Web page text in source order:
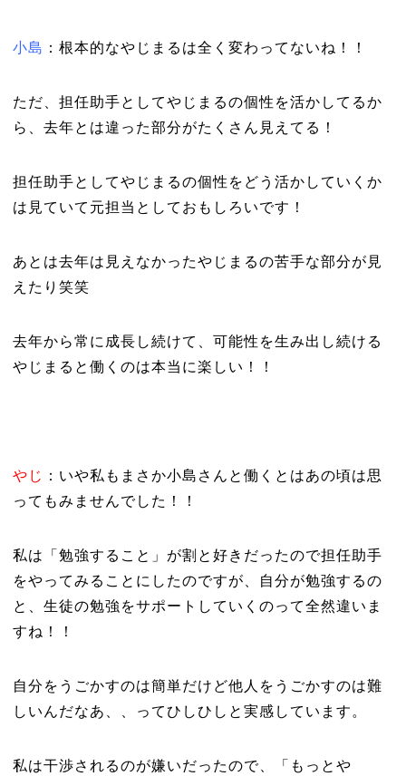
小島 ：根本的なやじまるは全く変わってないね！！
ただ、担任助手としてやじまるの個性を活かしてるか
ら、去年とは違った部分がたくさん見えてる！
担任助手としてやじまるの個性をどう活かしていくか
は見ていて元担当としておもしろいです！
あとは去年は見えなかったやじまるの苦手な部分が見
えたり笑笑
去年から常に成長し続けて、可能性を生み出し続ける
やじまると働くのは本当に楽しい！！
やじ ：いや私もまさか小島さんと働くとはあの頃は思
ってもみませんでした！！
私は「勉強すること」が割と好きだったので担任助手
をやってみることにしたのですが、自分が勉強するの
と、生徒の勉強をサポートしていくのって全然違いま
すね！！
自分をうごかすのは簡単だけど他人をうごかすのは難
しいんだなあ、、ってひしひしと実感しています。
私は干渉されるのが嫌いだったので、「もっとや